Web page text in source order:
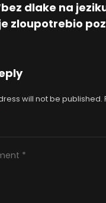
dlake na
zloupotrebio
will not be published.